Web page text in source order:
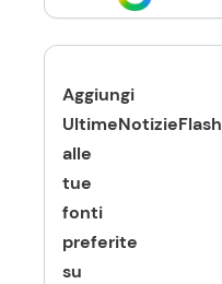
Aggiungi
UltimeNotizieFlash
alle
tue
fonti
preferite
su